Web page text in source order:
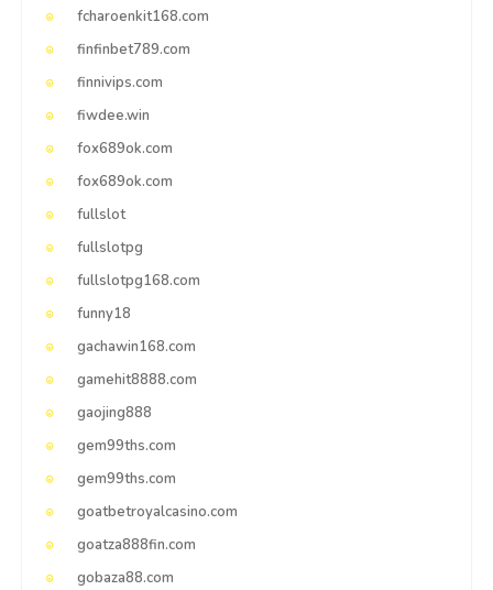
fcharoenkit168.com
finfinbet789.com
finnivips.com
fiwdee.win
fox689ok.com
fox689ok.com
fullslot
fullslotpg
fullslotpg168.com
funny18
gachawin168.com
gamehit8888.com
gaojing888
gem99ths.com
gem99ths.com
goatbetroyalcasino.com
goatza888fin.com
gobaza88.com